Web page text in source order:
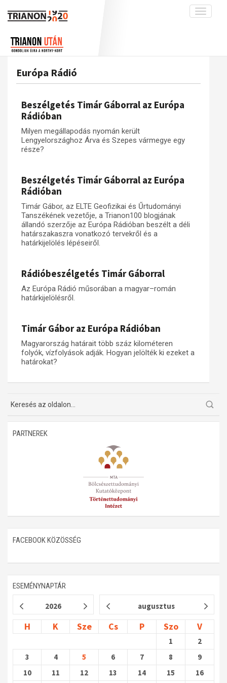
Toggle
A békerendszer megszilárdulása
Adatbázis
Emlékművek (feltöltés alatt)
Visszhang
Kapcsolat
Dokumentumok
A trianoni szerződés
Műhelymunkák
Európa Rádió
Beszélgetés Timár Gáborral az Európa
Rádióban
Milyen megállapodás nyomán került
Lengyelországhoz Árva és Szepes vármegye egy
része?
Beszélgetés Timár Gáborral az Európa
Rádióban
Timár Gábor, az ELTE Geofizikai és Űrtudományi
Tanszékének vezetője, a Trianon100 blogjának
állandó szerzője az Európa Rádióban beszélt a déli
határszakaszra vonatkozó tervekről és a
határkijelölés lépéseiről.
Rádióbeszélgetés Timár Gáborral
Az Európa Rádió műsorában a magyar–román
határkijelölésről.
Timár Gábor az Európa Rádióban
Magyarország határait több száz kilométeren
folyók, vízfolyások adják. Hogyan jelölték ki ezeket a
határokat?
PARTNEREK
FACEBOOK KÖZÖSSÉG
ESEMÉNYNAPTÁR
2026 augusztus
H K Sze Cs P Szo V
1
2
3
4 5 6 7 8
9
10
11 12 13 14 15 16